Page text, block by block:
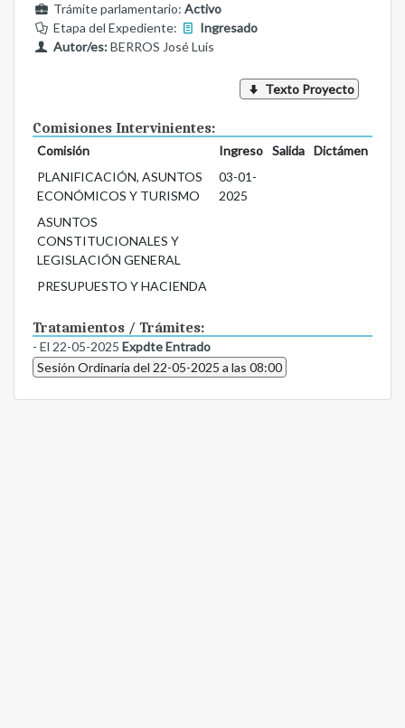
Trámite parlamentario: Activo
Etapa del Expediente:
Ingresado
Autor/es:BERROS José Luis
Texto Proyecto
Comisiones Intervinientes:
Comisión Ingreso Salida
Dictámen
PLANIFICACIÓN, ASUNTOS
ECONÓMICOS Y TURISMO
03-01-
2025
ASUNTOS
CONSTITUCIONALES Y
LEGISLACIÓN GENERAL
PRESUPUESTO Y HACIENDA
Tratamientos / Trámites:
- El 22-05-2025 Expdte Entrado
Sesión Ordinaria del 22-05-2025 a las 08:00